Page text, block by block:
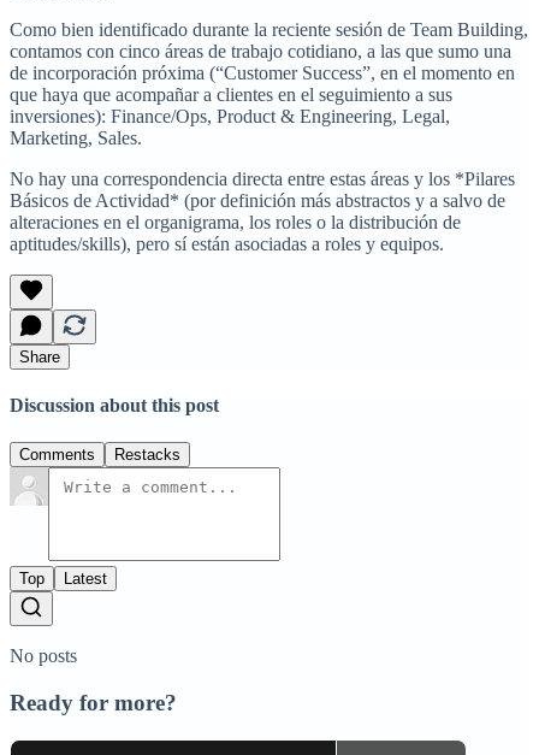
Como bien identificado durante la reciente sesión de Team Building,
contamos con cinco áreas de trabajo cotidiano, a las que sumo una
de incorporación próxima (“Customer Success”, en el momento en
que haya que acompañar a clientes en el seguimiento a sus
inversiones): Finance/Ops, Product & Engineering, Legal,
Marketing, Sales.
No hay una correspondencia directa entre estas áreas y los *Pilares
Básicos de Actividad* (por definición más abstractos y a salvo de
alteraciones en el organigrama, los roles o la distribución de
aptitudes/skills), pero sí están asociadas a roles y equipos.
Share
Discussion about this post
Comments Restacks
Top Latest
No posts
Ready for more?